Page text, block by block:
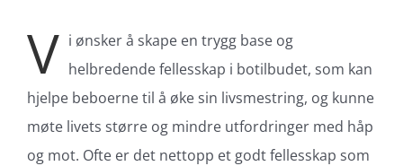
V i ønsker å skape en trygg base og
helbredende fellesskap i botilbudet, som kan
hjelpe beboerne til å øke sin livsmestring, og kunne
møte livets større og mindre utfordringer med håp
og mot. Ofte er det nettopp et godt fellesskap som